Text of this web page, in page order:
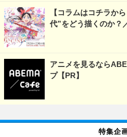
【コラムはコチラか
代”をどう描くのか？
アニメを見るなら
プ【PR】
特集企